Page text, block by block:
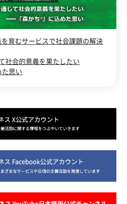
育むサービスで社会課題の解決
社会的意義を果たしたい
思い